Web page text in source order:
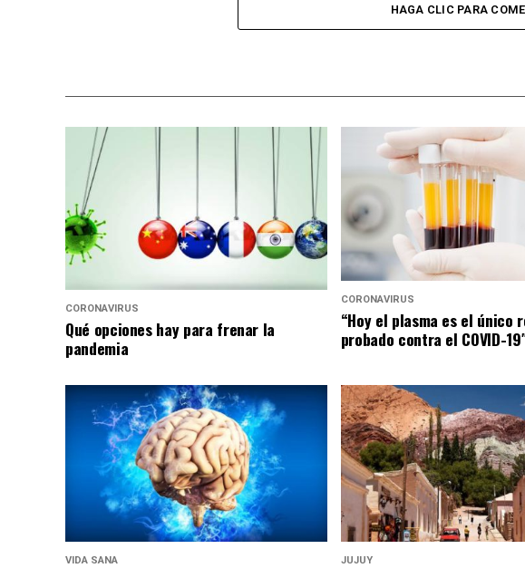
HAGA CLIC PARA
CORONAVIRUS
Qué opciones hay para frenar la
pandemia
CORONAVIRUS
“Hoy el plasma es el único
probado contra el COVID-
VIDA SANA JUJUY